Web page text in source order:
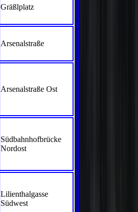
Gräßlplatz
Arsenalstraße
Arsenalstraße Ost
Südbahnhofbrücke
Nordost
Lilienthalgasse
Südwest